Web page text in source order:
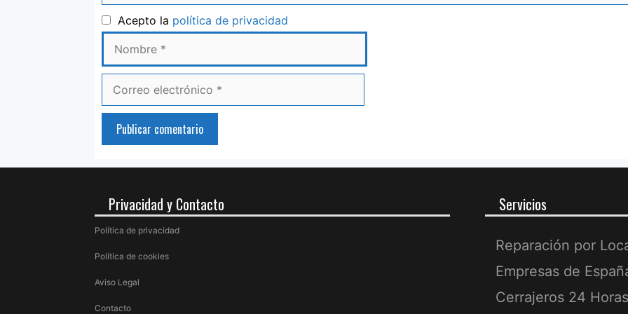
Acepto la política de privacidadNombre
electrónico
Privacidad y Contacto
Política de privacidad
Política de cookies
Aviso Legal
Contacto
Servicios
Reparación por
Empresas de
Cerrajeros 24 Horas